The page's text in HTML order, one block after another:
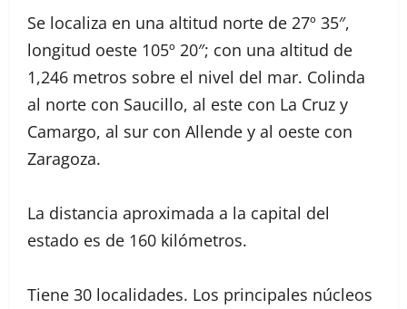
Se localiza en una altitud norte de 27º 35″,
longitud oeste 105º 20″; con una altitud de
1,246 metros sobre el nivel del mar. Colinda
al norte con Saucillo, al este con La Cruz y
Camargo, al sur con Allende y al oeste con
Zaragoza.
La distancia aproximada a la capital del
estado es de 160 kilómetros.
Tiene 30 localidades. Los principales núcleos